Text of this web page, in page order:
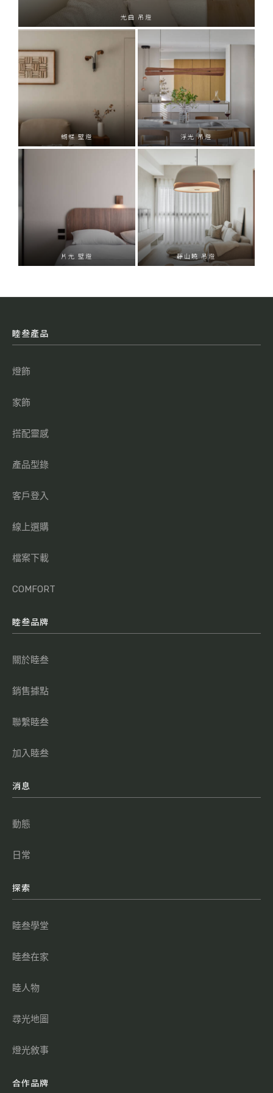
露 吊燈
光曲 吊燈 露 吊燈
東山 吊燈 拱 吊燈
睦叁產品
燈飾
家飾
搭配靈感
產品型錄
客戶登入
線上選購
檔案下載
COMFORT
睦叁品牌
關於睦叁
銷售據點
聯繫睦叁
加入睦叁
消息
動態
日常
探索
睦叁學堂
睦叁在家
睦人物
尋光地圖
燈光敘事
合作品牌